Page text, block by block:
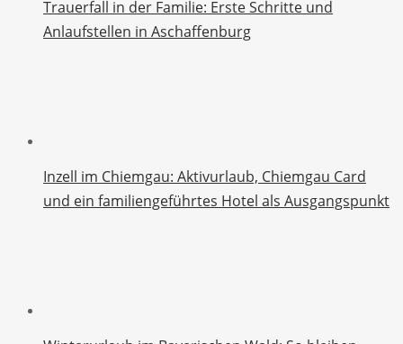
Trauerfall in der Familie: Erste Schritte und
Anlaufstellen in Aschaffenburg
Inzell im Chiemgau: Aktivurlaub, Chiemgau Card
und ein familiengeführtes Hotel als Ausgangspunkt